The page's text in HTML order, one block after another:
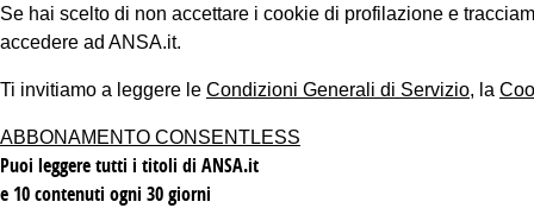
Se hai scelto di non accettare i cookie di profilazione e
accedere ad ANSA.it.
Ti invitiamo a leggere le Condizioni Generali di Servizio, la
ABBONAMENTO CONSENTLESS
Puoi leggere tutti i titoli di ANSA.it
e 10 contenuti ogni 30 giorni